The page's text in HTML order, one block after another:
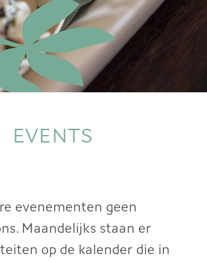
EVENTS
evenementen geen
Maandelijks staan er
op de kalender die in